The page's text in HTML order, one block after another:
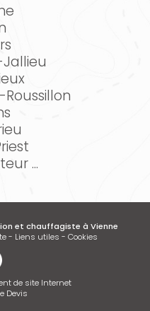
...
et chauffagiste à Vienne
- Liens utiles - Cookies
de site Internet
Devis